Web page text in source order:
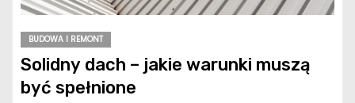
BUDOWA I REMONT
Solidny dach – jakie warunki muszą
być spełnione